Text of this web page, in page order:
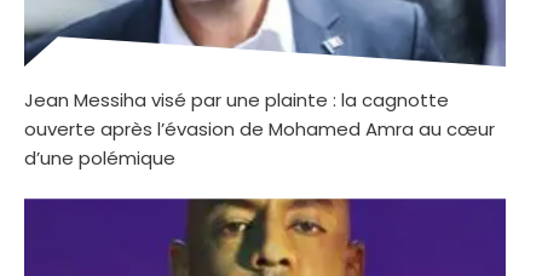
Jean Messiha visé par une plainte : la cagnotte
ouverte après l’évasion de Mohamed Amra au cœur
d’une polémique